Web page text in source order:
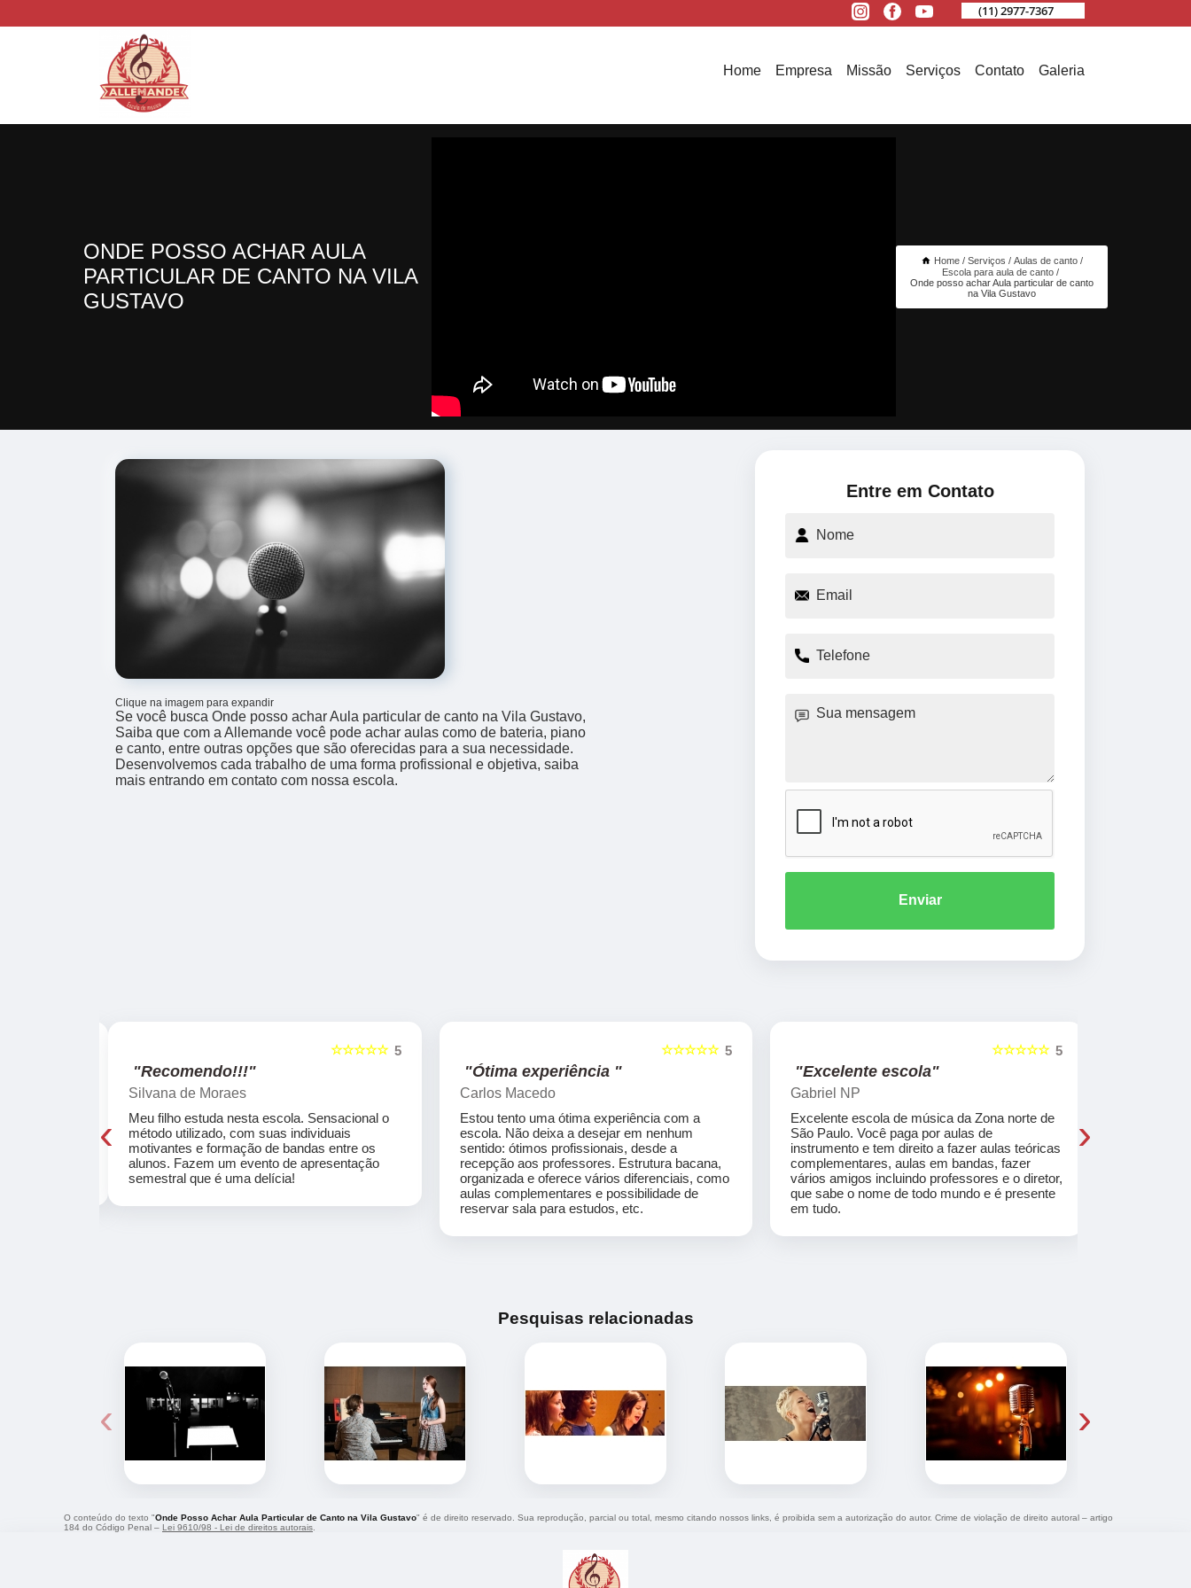
(11) 2977-7367
Home Empresa Missão Serviços Contato Galeria
ONDE POSSO ACHAR AULA
PARTICULAR DE CANTO NA VILA
GUSTAVO
Home Serviços
Aulas de canto
Escola para aula de canto
Onde posso achar Aula particular de canto
na Vila Gustavo
Clique na imagem para expandir
Se você busca Onde posso achar Aula particular de canto na Vila Gustavo,
Saiba que com a Allemande você pode achar aulas como de bateria, piano
e canto, entre outras opções que são oferecidas para a sua necessidade.
Desenvolvemos cada trabalho de uma forma profissional e objetiva, saiba
mais entrando em contato com nossa escola.
Entre em Contato
Enviar
5
☆☆☆☆☆
"Recomendo!!!"
Silvana de Moraes
Meu filho estuda nesta escola. Sensacional o
método utilizado, com suas individuais
motivantes e formação de bandas entre os
alunos. Fazem um evento de apresentação
semestral que é uma delícia!
5
☆☆☆☆☆
"Ótima experiência "
Carlos Macedo
Estou tento uma ótima experiência com a
escola. Não deixa a desejar em nenhum
sentido: ótimos profissionais, desde a
recepção aos professores. Estrutura bacana,
organizada e oferece vários diferenciais, como
aulas complementares e possibilidade de
reservar sala para estudos, etc.
5
☆☆☆☆☆
"Excelente escola"
Gabriel NP
Excelente escola de música da Zona norte de
São Paulo. Você paga por aulas de
instrumento e tem direito a fazer aulas teóricas
complementares, aulas em bandas, fazer
vários amigos incluindo professores e o diretor,
que sabe o nome de todo mundo e é presente
em tudo.
‹ ›
Pesquisas relacionadas
‹ ›
O conteúdo do texto "Onde Posso Achar Aula Particular de Canto na Vila Gustavo" é de direito reservado. Sua reprodução, parcial ou total, mesmo citando nossos links, é proibida sem a autorização do autor. Crime de violação de direito autoral – artigo
184 do Código Penal – Lei 9610/98 - Lei de direitos autorais